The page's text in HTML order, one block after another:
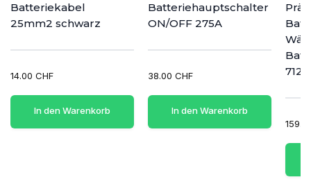
Batteriekabel
25mm2 schwarz
14.00 CHF
In den Warenkorb
Batteriehauptschalter
ON/OFF 275A
38.00 CHF
In den Warenkorb
712 -